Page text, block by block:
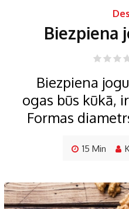
Biezpiena
Biezpiena
ogas būs kūkā,
Formas
15 Min